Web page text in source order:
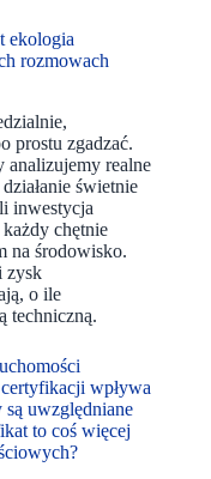
ekologia
rozmowach
prostu zgadzać.
analizujemy realne
świetnie
inwestycja
chętnie
na środowisko.
zysk
o ile
techniczną.
wpływa
są uwzględniane
to coś więcej